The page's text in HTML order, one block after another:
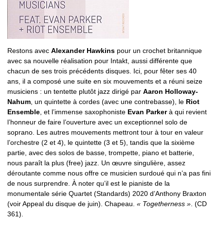
Restons avec Alexander Hawkins pour un crochet britannique
avec sa nouvelle réalisation pour Intakt, aussi différente que
chacun de ses trois précédents disques. Ici, pour fêter ses 40
ans, il a composé une suite en six mouvements et a réuni seize
musiciens : un tentette plutôt jazz dirigé par Aaron Holloway-
Nahum , un quintette à cordes (avec une contrebasse), le Riot
Ensemble , et l’immense saxophoniste Evan Parkerà qui revient
l’honneur de faire l’ouverture avec un exceptionnel solo de
soprano. Les autres mouvements mettront tour à tour en valeur
l’orchestre (2 et 4), le quintette (3 et 5), tandis que la sixième
partie, avec des solos de basse, trompette, piano et batterie,
nous paraît la plus (free) jazz. Un œuvre singulière, assez
déroutante comme nous offre ce musicien surdoué qui n’a pas fini
de nous surprendre. À noter qu’il est le pianiste de la
monumentale série Quartet (Standards) 2020 d’Anthony Braxton
(voir Appeal du disque de juin). Chapeau. « Togetherness » . (CD
361).